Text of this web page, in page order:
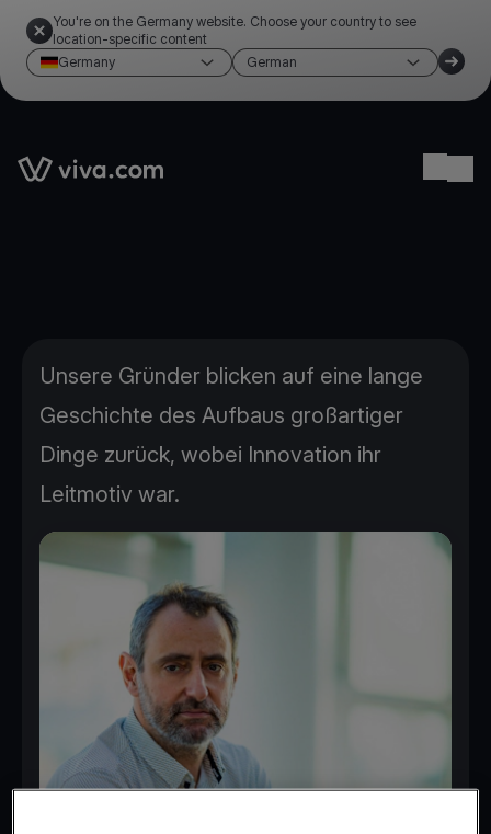
You're on the Germany website. Choose your country to see
location-specific content
Germany
German
Link to the homepage
Unsere Gründer blicken auf eine lange
Geschichte des Aufbaus großartiger
Dinge zurück, wobei Innovation ihr
Leitmotiv war.